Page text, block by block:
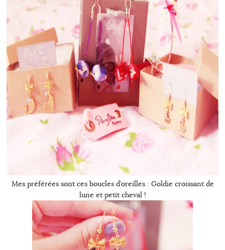
Mes préférées sont ces boucles d’oreilles : Goldie croissant de
lune et petit cheval !